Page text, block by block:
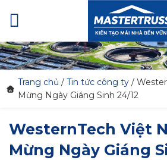
Trang chủ / Tin tức công ty/
Mừng Ngày Giáng Sinh 24/12
WesternTech Việt
Mừng Ngày Giáng